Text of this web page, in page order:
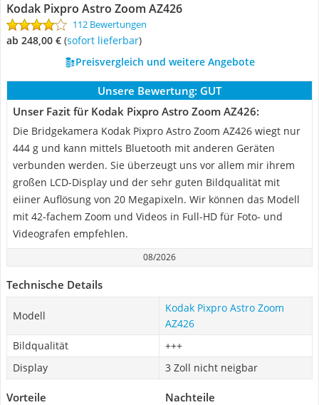
Kodak Pixpro Astro Zoom AZ426
112 Bewertungen
ab 248,00 € ( Sofort lieferbar)
Preisvergleich und weitere Angebote
Unsere Bewertung: GUT
Unser Fazit für Kodak Pixpro Astro Zoom AZ426:
Die Bridgekamera Kodak Pixpro Astro Zoom AZ426 wiegt nur
444 g und kann mittels Bluetooth mit anderen Geräten
verbunden werden. Sie überzeugt uns vor allem mir ihrem
großen LCD-Display und der sehr guten Bildqualität mit
eiiner Auflösung von 20 Megapixeln. Wir können das Modell
mit 42-fachem Zoom und Videos in Full-HD für Foto- und
Videografen empfehlen.
08/2026
Technische Details
Modell
Kodak Pixpro Astro Zoom
AZ426
Bildqualität
+++
Display
3 Zoll nicht neigbar
Vorteile Nachteile